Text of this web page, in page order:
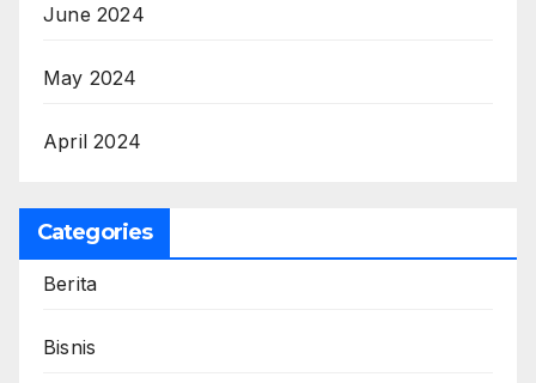
June 2024
May 2024
April 2024
Categories
Berita
Bisnis